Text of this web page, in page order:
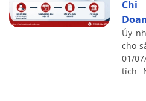
Chi
Ủy
cho
01/
tích